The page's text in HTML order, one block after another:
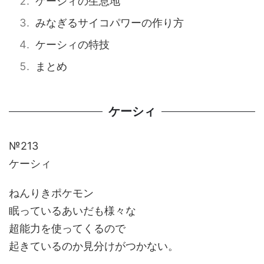
みなぎるサイコパワーの作り方
ケーシィの特技
まとめ
ケーシィ
№213
ケーシィ
ねんりきポケモン
眠っているあいだも様々な
超能力を使ってくるので
起きているのか見分けがつかない。